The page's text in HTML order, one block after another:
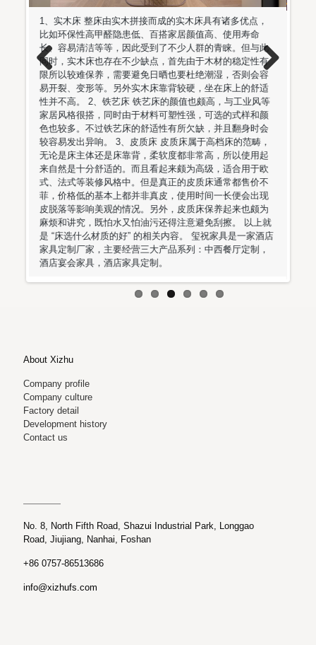
1、除尘 经常用软棉布顺着木的纹理方向擦掉家具表面的
灰尘。在去尘之前，应该在软布上蘸点清洁剂，注意不要
用干布揩抹，以免擦花。隔一段时间，用拧干水份的湿棉
丝将木家具旮旯处的积尘细细揩净，再将木家具通体擦拭
一遍，然后以洁净的干软细棉布揩干即可。也可在揩干后
涂上薄薄一层高质量的光蜡，这样做不仅保养了木家具，
还增加了它的光亮。 2、清洁 为了除去家具表面的污染物
以及油烟之类的痕迹，建议使用专用的家具清洁剂，这样
还可以帮助去掉多余的蜡。 3、上蜡 在抹布上涂上少量擦
光油，在家具来一次快速上光是非常快的，但以后经常需
要对家具进行两次除尘。油会吸引灰尘，而不是抵御灰
尘。因此家具一旦因为抹油变的美丽闪耀以后，它将很快
变的尘土满身。而且许多灰尘会与油结合在一起，导致家
具变的极端难以清洁，却容易出现刮痕。液蜡在某种程度
上比擦光油要好，它们能够在木材表面制造一层保护层，
使灰尘滑落而不是粘住，但其保护时间不像砂蜡那样持
久。 以上就是 “家具保养知识” 的相关内容。 玺祝家具是
一家酒店家具定制厂家，主要经营三大产品系列：中西餐
厅定制，酒店宴会家具，酒店家具定制。
Previous Next
About Xizhu
Company profile
Company culture
Factory detail
Development history
Contact us
No. 8, North Fifth Road, Shazui Industrial Park, Longgao
Road, Jiujiang, Nanhai, Foshan
+86 0757-86513686
info@xizhufs.com